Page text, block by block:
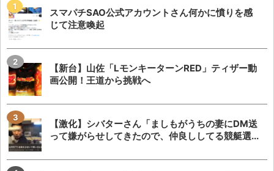
スマパチSAO公式アカウントさん何かに憤りを感
じて注意喚起
【新台】山佐「LモンキーターンRED」ティザー動
画公開！王道から挑戦へ
【激化】シバターさん「ましもがうちの妻にDM送
って嫌がらせしてきたので、仲良ししてる競艇選...